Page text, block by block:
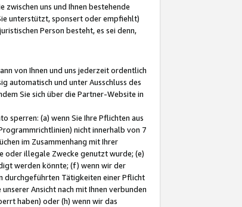
uns und Ihnen bestehende
unterstützt, sponsert oder empfiehlt)
Person besteht, es sei denn,
von Ihnen und uns jederzeit ordentlich
automatisch und unter Ausschluss des
Sie sich über die Partner-Website in
sperren: (a) wenn Sie Ihre Pflichten aus
nicht innerhalb von 7
im Zusammenhang mit Ihrer
oder illegale Zwecke genutzt wurde; (e)
werden könnte; (f) wenn wir der
durchgeführten Tätigkeiten einer Pflicht
Ansicht nach mit Ihnen verbunden
haben) oder (h) wenn wir das